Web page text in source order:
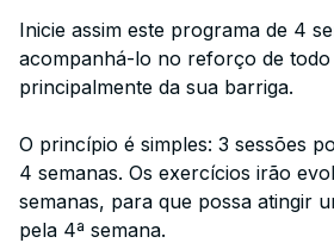
Inicie assim este programa de 4
acompanhá-lo no reforço de
principalmente da sua barriga.
O princípio é simples: 3 sessões
4 semanas. Os exercícios irão
semanas, para que possa atingir
pela 4ª semana.